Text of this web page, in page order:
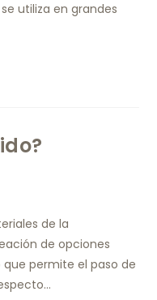
utiliza en grandes
de la
de opciones
permite el paso de